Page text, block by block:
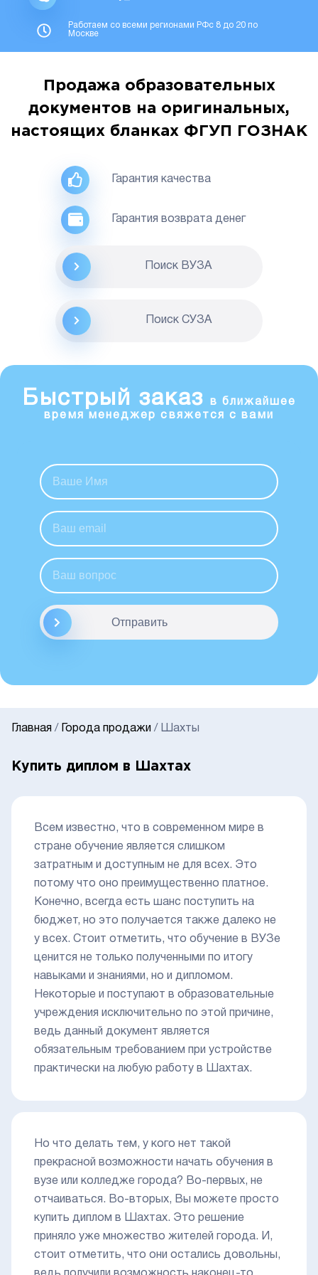
Работаем со всеми регионами РФс 8 до 20 по
Москве
Продажа образовательных
документов на оригинальных,
настоящих бланках ФГУП ГОЗНАК
Гарантия качества
Гарантия возврата денег
Поиск ВУЗА
Поиск CУЗА
Быстрый заказ
в ближайшее
время менеджер свяжется с вами
Отправить
Главная / Города продажи / Шахты
Купить диплом в Шахтах
Всем известно, что в современном мире в
стране обучение является слишком
затратным и доступным не для всех. Это
потому что оно преимущественно платное.
Конечно, всегда есть шанс поступить на
бюджет, но это получается также далеко не
у всех. Стоит отметить, что обучение в ВУЗе
ценится не только полученными по итогу
навыками и знаниями, но и дипломом.
Некоторые и поступают в образовательные
учреждения исключительно по этой причине,
ведь данный документ является
обязательным требованием при устройстве
практически на любую работу в Шахтах.
Но что делать тем, у кого нет такой
прекрасной возможности начать обучения в
вузе или колледже города? Во-первых, не
отчаиваться. Во-вторых, Вы можете просто
купить диплом в Шахтах. Это решение
приняло уже множество жителей города. И,
стоит отметить, что они остались довольны,